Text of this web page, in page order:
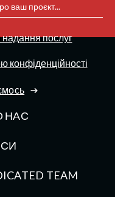
ваш проєкт...
послуг
конфіденційності
НАС
TEAM